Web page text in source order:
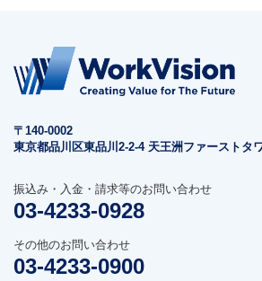
〒140-0002
東京都品川区東品川2-2-4 天王洲ファーストタ
振込み・入金・請求等のお問い合わせ
03-4233-0928
その他のお問い合わせ
03-4233-0900